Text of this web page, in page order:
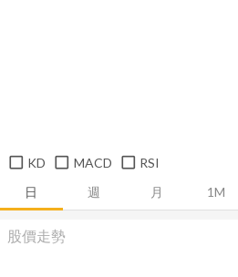
日 週 月 1M
KD MACD RSI
股價走勢